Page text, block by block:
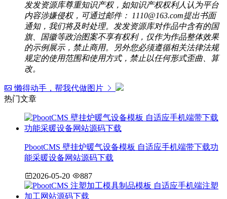
发发资源库尊重知识产权，如知识产权权利人认为平台
内容涉嫌侵权，可通过邮件： 1110@163.com提出书面
通知，我们将及时处理。发发资源库对作品中含有的国
旗、国徽等政治图案不享有权利，仅作为作品整体效果
的示例展示，禁止商用。另外您必须遵循相关法律法规
规定的使用范围和使用方式，禁止以任何形式歪曲、算
改。
懒得动手，帮我代做图片
热门文章
PbootCMS 壁挂炉暖气设备模板 自适应手机端带下载功
能采暖设备网站源码下载
2026-05-20 887